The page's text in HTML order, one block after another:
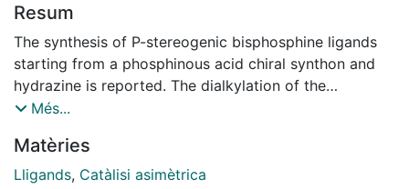
Resum
The synthesis of P-stereogenic bisphosphine ligands
starting from a phosphinous acid chiral synthon and
hydrazine is reported. The dialkylation of the
hydrazine backbone yielded atropo- and
The crystallization of one of the isomers allowed us to
study the reaction kinetics of the equilibria. The new
Més...
Matèries
Lligands, Catàlisi asimètrica